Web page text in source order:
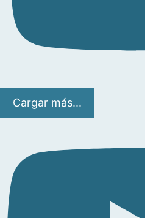
Cargar más...